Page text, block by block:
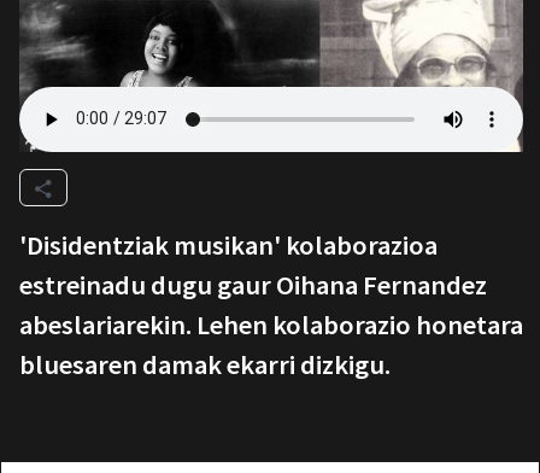
'Disidentziak musikan' kolaborazioa
estreinadu dugu gaur Oihana Fernandez
abeslariarekin. Lehen kolaborazio honetara
bluesaren damak ekarri dizkigu.